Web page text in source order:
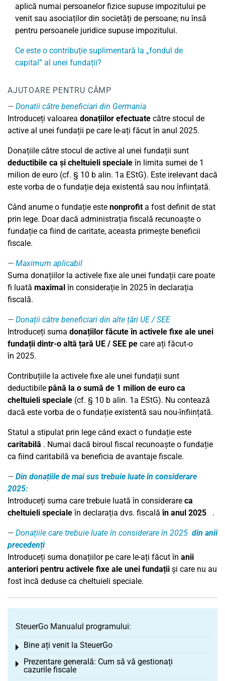
aplică numai persoanelor fizice supuse impozitului pe
venit sau asociaților din societăți de persoane; nu însă
pentru persoanele juridice supuse impozitului.
Ce este o contribuție suplimentară la „fondul de
capital” al unei fundații?
AJUTOARE PENTRU CÂMP
Donatii către beneficiari din Germania
Introduceți valoarea donațiilor efectuate către stocul de
active al unei fundații pe care le-ați făcut în anul 2025.
Donațiile către stocul de active al unei fundații sunt
deductibile ca și cheltuieli specialeîn limita sumei de 1
milion de euro (cf. § 10 b alin. 1a EStG). Este irelevant dacă
este vorba de o fundație deja existentă sau nou înființată.
Când anume o fundație este nonprofita fost definit de stat
prin lege. Doar dacă administrația fiscală recunoaște o
fundație ca fiind de caritate, aceasta primește beneficii
fiscale.
Maximum aplicabil
Suma donațiilor la activele fixe ale unei fundații care poate
fi luată maximalîn considerație în 2025în declarația
fiscală.
Donații către beneficiari din alte țări UE / SEE
Introduceți suma donațiilor făcute în activele fixe ale unei
fundații dintr-o altă țară UE / SEE pe care ați făcut-o
în 2025.
Contribuțiile la activele fixe ale unei fundații sunt
deductibile până la o sumă de 1 milion de euro ca
cheltuieli speciale (cf. § 10 b alin. 1a EStG). Nu contează
dacă este vorba de o fundație existentă sau nou-înființată.
Statul a stipulat prin lege când exact o fundație este
caritabilă . Numai dacă biroul fiscal recunoaște o fundație
ca fiind caritabilă va beneficia de avantaje fiscale.
Din donațiile de mai sus trebuie luate în considerare
2025:
Introduceți suma care trebuie luată în considerare ca
cheltuieli specialeîn declarația dvs. fiscalăîn anul 2025 .
Donațiile care trebuie luate în considerare în 2025 din anii
precedenți
Introduceți suma donațiilor pe care le-ați făcut în anii
anteriori pentru activele fixe ale unei fundații și care nu au
fost încă deduse ca cheltuieli speciale.
SteuerGo Manualul programului:
Bine ați venit la SteuerGo
Toggle menu
Prezentare generală: Cum să vă gestionați
cazurile fiscale
Toggle menu